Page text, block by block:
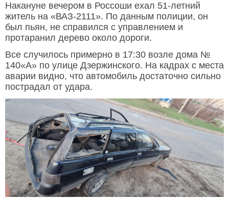
Накануне вечером в Россоши ехал 51-летний
житель на «ВАЗ-2111». По данным полиции, он
был пьян, не справился с управлением и
протаранил дерево около дороги.
Все случилось примерно в 17:30 возле дома №
140«А» по улице Дзержинского. На кадрах с места
аварии видно, что автомобиль достаточно сильно
пострадал от удара.